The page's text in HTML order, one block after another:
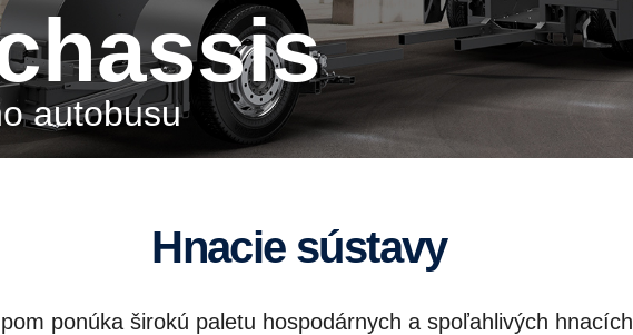
chassis
autobusu
Hnacie sústavy
ponúka širokú paletu hospodárnych a spoľahlivých